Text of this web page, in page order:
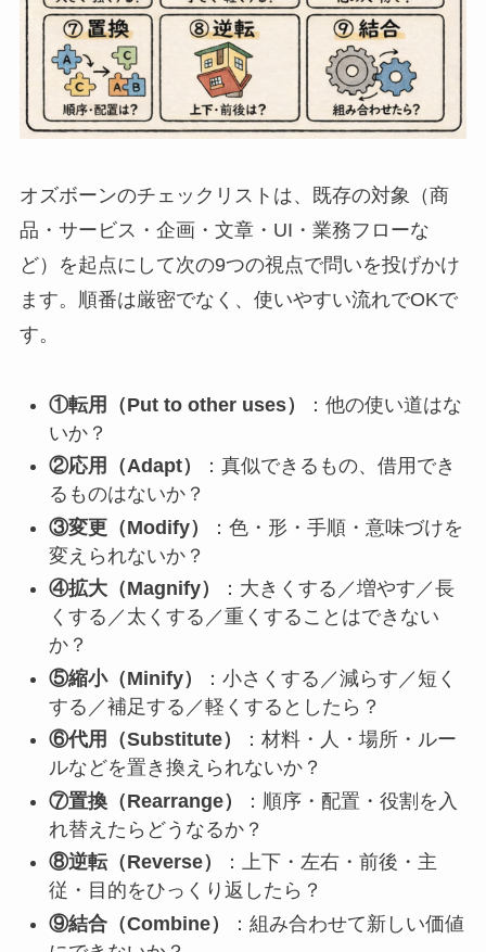
オズボーンのチェックリストは、既存の対象（商
品・サービス・企画・文章・UI・業務フローな
ど）を起点にして次の9つの視点で問いを投げかけ
ます。順番は厳密でなく、使いやすい流れでOKで
す。
①転用（Put to other uses）
：他の使い道はな
いか？
②応用（Adapt）
：真似できるもの、借用でき
るものはないか？
③変更（Modify）
：色・形・手順・意味づけを
変えられないか？
④拡大（Magnify）
：大きくする／増やす／長
くする／太くする／重くすることはできない
か？
⑤縮小（Minify）
：小さくする／減らす／短く
する／補足する／軽くするとしたら？
⑥代用（Substitute）
：材料・人・場所・ルー
ルなどを置き換えられないか？
⑦置換（Rearrange）
：順序・配置・役割を入
れ替えたらどうなるか？
⑧逆転（Reverse）
：上下・左右・前後・主
従・目的をひっくり返したら？
⑨結合（Combine）
：組み合わせて新しい価値